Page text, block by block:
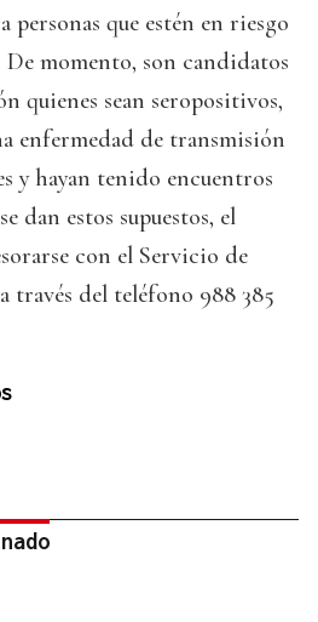
personas que estén en riesgo
momento, son candidatos
quienes sean seropositivos,
enfermedad de transmisión
y hayan tenido encuentros
dan estos supuestos, el
con el Servicio de
través del teléfono 988 385